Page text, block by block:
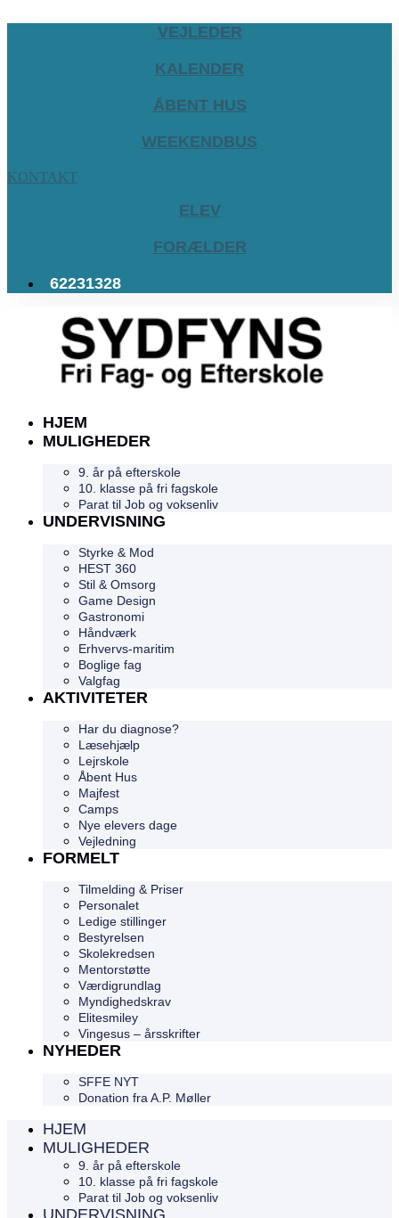
VEJLEDER
KALENDER
ÅBENT HUS
WEEKENDBUS
KONTAKT
ELEV
FORÆLDER
62231328
HJEM
MULIGHEDER
9. år på efterskole
10. klasse på fri fagskole
Parat til Job og voksenliv
UNDERVISNING
Styrke & Mod
HEST 360
Stil & Omsorg
Game Design
Gastronomi
Håndværk
Erhvervs-maritim
Boglige fag
Valgfag
AKTIVITETER
Har du diagnose?
Læsehjælp
Lejrskole
Åbent Hus
Majfest
Camps
Nye elevers dage
Vejledning
FORMELT
Tilmelding & Priser
Personalet
Ledige stillinger
Bestyrelsen
Skolekredsen
Mentorstøtte
Værdigrundlag
Myndighedskrav
Elitesmiley
Vingesus – årsskrifter
NYHEDER
SFFE NYT
Donation fra A.P. Møller
HJEM
MULIGHEDER
9. år på efterskole
10. klasse på fri fagskole
Parat til Job og voksenliv
UNDERVISNING